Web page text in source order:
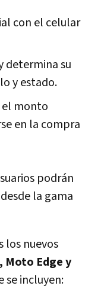
con el celular
determina su
y estado.
el monto
en la compra
podrán
la gama
los nuevos
Moto Edge y
se incluyen: